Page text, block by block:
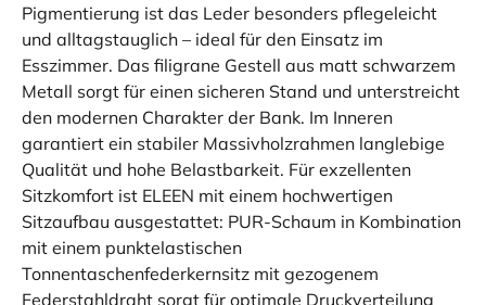
Pigmentierung ist das Leder besonders pflegeleicht
und alltagstauglich – ideal für den Einsatz im
Esszimmer. Das filigrane Gestell aus matt schwarzem
Metall sorgt für einen sicheren Stand und unterstreicht
den modernen Charakter der Bank. Im Inneren
garantiert ein stabiler Massivholzrahmen langlebige
Qualität und hohe Belastbarkeit. Für exzellenten
Sitzkomfort ist ELEEN mit einem hochwertigen
Sitzaufbau ausgestattet: PUR-Schaum in Kombination
mit einem punktelastischen
Tonnentaschenfederkernsitz mit gezogenem
Federstahldraht sorgt für optimale Druckverteilung